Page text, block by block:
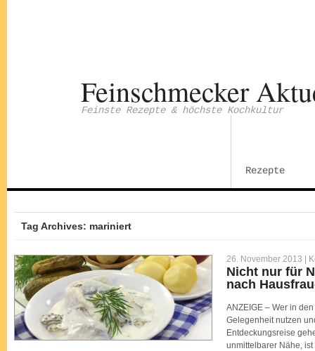
Feinschmecker
Feinste Rezepte & höchste Kochkultur
Rezepte
Tag Archives: mariniert
26. November 2013 |
Nicht nur für
nach
ANZEIGE – Wer in
Gelegenheit nutzen
Entdeckungsreise
unmittelbarer Nähe,